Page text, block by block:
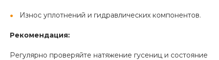
Износ уплотнений и гидравлических компонентов.
Рекомендация:
Регулярно проверяйте натяжение гусениц и состояние